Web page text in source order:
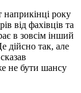
наприкінці року
від фахівців та
в зовсім інший
дійсно так, але
не бути шансу